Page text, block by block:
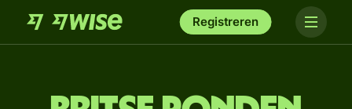
Registreren